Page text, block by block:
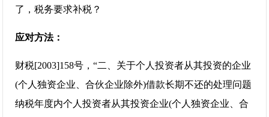
了，税务要求补税？
应对方法：
财税[2003]158号，“二、关于个人投资者从其投资的企业
(个人独资企业、合伙企业除外)借款长期不还的处理问题
纳税年度内个人投资者从其投资企业(个人独资企业、合